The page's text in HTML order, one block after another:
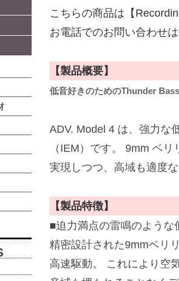
こちらの商品は【
お電話でのお問い合わせ
【製品概要】
低音好きのためのThunder
ADV. Model 4 は、強力な
（IEM）です。 9mm ベ
実現しつつ、高域も適度
【製品特徴】
■迫力満点の雷鳴のような
精密設計された9mmベリ
高速駆動。 これにより空